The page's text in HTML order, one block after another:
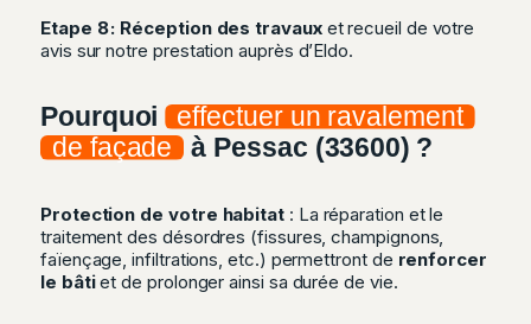
Etape 8 : Réception des travauxet recueil de votre
avis sur notre prestation auprès d’Eldo.
Pourquoi effectuer un ravalement
de façade
à Pessac (33600) ?
Protection de votre habitat : La réparation et le
traitement des désordres (fissures, champignons,
faïençage, infiltrations, etc.) permettront de renforcer
le bâtiet de prolonger ainsi sa durée de vie.